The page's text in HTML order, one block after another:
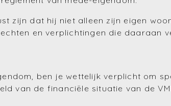
zijn dat hij niet alleen zijn eigen
en verplichtingen die daaraan
ben je wettelijk verplicht om
van de financiële situatie van de